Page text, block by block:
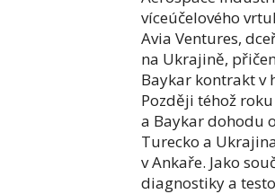
víceúčelového
Avia Ventures,
na Ukrajině,
Baykar kontrakt v
Později téhož
a Baykar dohodu
Turecko a
v Ankaře. Jako
diagnostiky a